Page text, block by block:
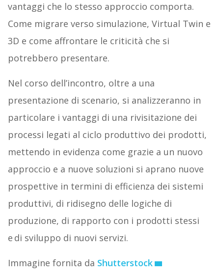
vantaggi che lo stesso approccio comporta.
Come migrare verso simulazione, Virtual Twin e
3D e come affrontare le criticità che si
potrebbero presentare.
Nel corso dell’incontro, oltre a una
presentazione di scenario, si analizzeranno in
particolare i vantaggi di una rivisitazione dei
processi legati al ciclo produttivo dei prodotti,
mettendo in evidenza come grazie a un nuovo
approccio e a nuove soluzioni si aprano nuove
prospettive in termini di efficienza dei sistemi
produttivi, di ridisegno delle logiche di
produzione, di rapporto con i prodotti stessi
e di sviluppo di nuovi servizi.
Immagine fornita da Shutterstock